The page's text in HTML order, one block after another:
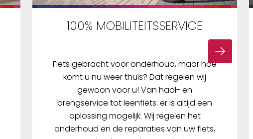
100% MOBILITEITSSERVICE
Fiets gebracht voor onderhoud, maar hoe
komt u nu weer thuis? Dat regelen wij
gewoon voor u! Van haal- en
brengservice tot leenfiets: er is altijd een
oplossing mogelijk. Wij regelen het
onderhoud en de reparaties van uw fiets,